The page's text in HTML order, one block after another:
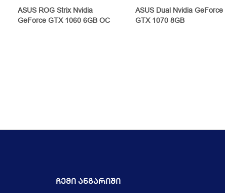
ASUS ROG Strix Nvidia
GeForce GTX 1060 6GB OC
ASUS Dual Nvidia GeForce
GTX 1070 8GB
Ჩემი Ანგარიში